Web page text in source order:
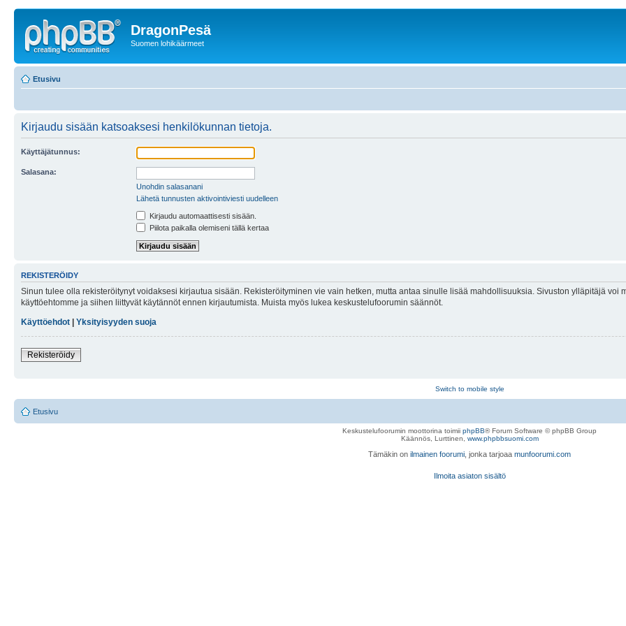
DragonPesä
Suomen lohikäärmeet
Etusivu
Kirjaudu sisään katsoaksesi henkilökunnan tietoja.
Käyttäjätunnus:
Salasana:
Unohdin salasanani
Lähetä tunnusten aktivointiviesti uudelleen
Kirjaudu automaattisesti sisään.
Piilota paikalla olemiseni tällä kertaa
REKISTERÖIDY
Sinun tulee olla rekisteröitynyt voidaksesi kirjautua sisään. Rekisteröityminen vie vain hetken, mutta antaa sinulle lisää mahdollisuuksia. Sivuston ylläpitäjä
käyttöehtomme ja siihen liittyvät käytännöt ennen kirjautumista. Muista myös lukea keskustelufoorumin säännöt.
Käyttöehdot
Yksityisyyden suoja
Rekisteröidy
Switch to mobile style
Etusivu
Keskustelufoorumin moottorina toimii phpBB® Forum Software © phpBB Group
Käännös, Lurttinen, www.phpbbsuomi.com
Tämäkin on ilmainen foorumi , jonka tarjoaa munfoorumi.com
Ilmoita asiaton sisältö